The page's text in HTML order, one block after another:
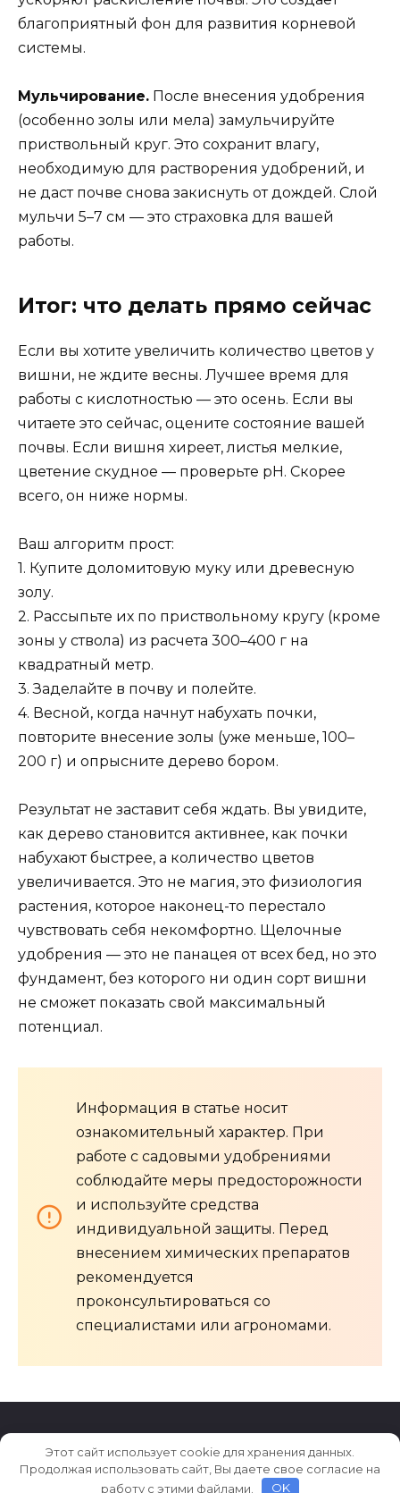
благоприятный фон для развития корневой
системы.
Мульчирование. После внесения удобрения
(особенно золы или мела) замульчируйте
приствольный круг. Это сохранит влагу,
необходимую для растворения удобрений, и
не даст почве снова закиснуть от дождей. Слой
мульчи 5–7 см — это страховка для вашей
работы.
Итог: что делать прямо сейчас
Если вы хотите увеличить количество цветов у
вишни, не ждите весны. Лучшее время для
работы с кислотностью — это осень. Если вы
читаете это сейчас, оцените состояние вашей
почвы. Если вишня хиреет, листья мелкие,
цветение скудное — проверьте pH. Скорее
всего, он ниже нормы.
Ваш алгоритм прост:
1. Купите доломитовую муку или древесную
золу.
2. Рассыпьте их по приствольному кругу (кроме
зоны у ствола) из расчета 300–400 г на
квадратный метр.
3. Заделайте в почву и полейте.
4. Весной, когда начнут набухать почки,
повторите внесение золы (уже меньше, 100–
200 г) и опрысните дерево бором.
Результат не заставит себя ждать. Вы увидите,
как дерево становится активнее, как почки
набухают быстрее, а количество цветов
увеличивается. Это не магия, это физиология
растения, которое наконец-то перестало
чувствовать себя некомфортно. Щелочные
удобрения — это не панацея от всех бед, но это
фундамент, без которого ни один сорт вишни
не сможет показать свой максимальный
потенциал.
Информация в статье носит
ознакомительный характер. При
работе с садовыми удобрениями
соблюдайте меры предосторожности
и используйте средства
индивидуальной защиты. Перед
внесением химических препаратов
рекомендуется
проконсультироваться со
специалистами или агрономами.
© 2026 2sadovoda.ru
Этот сайт использует cookie для хранения данных.
Продолжая использовать сайт, Вы даете свое согласие на
работу с этими файлами.
OK